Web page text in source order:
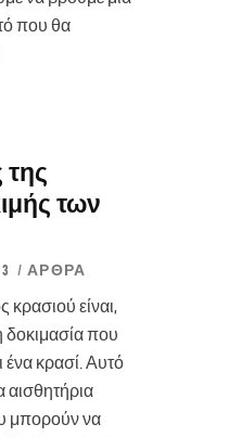
που θα
της
των
ΆΡΘΡΑ
κρασιού είναι,
δοκιμασία που
ένα κρασί. Αυτό
αισθητήρια
μπορούν να